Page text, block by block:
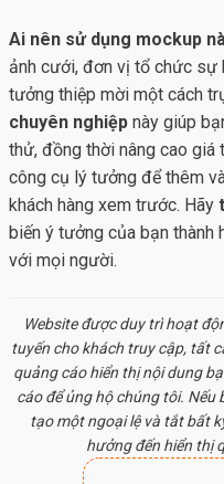
Ai nên sử dụng mockup
ảnh cưới, đơn vị tổ chức sự
tưởng thiệp mời một cách
chuyên nghiệp này giúp
thử, đồng thời nâng cao giá
công cụ lý tưởng để thêm
khách hàng xem trước. Hãy
biến ý tưởng của bạn thành
với mọi người.
Website được duy trì hoạt
tuyến cho khách truy cập, tất
quảng cáo hiển thị nội dung
cáo để ủng hộ chúng tôi. Nếu
tạo một ngoại lệ và tắt bất
hưởng đến hiển thị